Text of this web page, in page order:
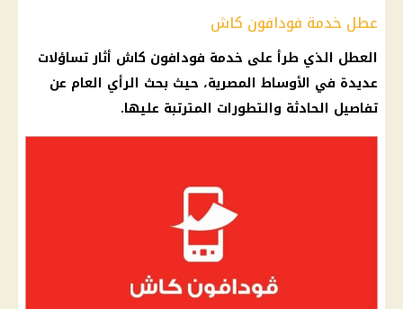
عطل خدمة فودافون كاش
العطل الذي طرأ على خدمة فودافون كاش أثار تساؤلات
عديدة في الأوساط المصرية، حيث بحث الرأي العام عن
تفاصيل الحادثة والتطورات المترتبة عليها.